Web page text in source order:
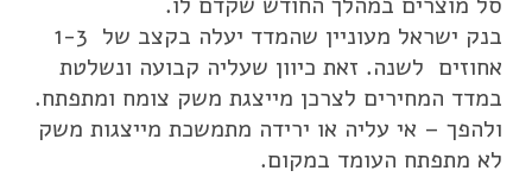
בנק ישראל מעוניין שהמדד יעלה בקצב של 1-3
אחוזים לשנה. זאת כיוון שעליה קבועה ונשלטת
במדד המחירים לצרכן מייצגת משק צומח ומתפתח.
ולהפך – אי עליה או ירידה מתמשכת מייצגות משק
לא מתפתח העומד במקום.